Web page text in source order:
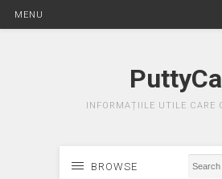
MENU
INFORMAȚIILE UTILE CARE
BROWSE